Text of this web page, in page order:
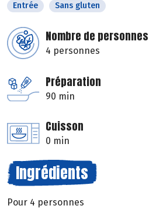
Entrée Sans gluten
Nombre de personnes
4 personnes
Préparation
90 min
Cuisson
0 min
Ingrédients
Pour 4 personnes